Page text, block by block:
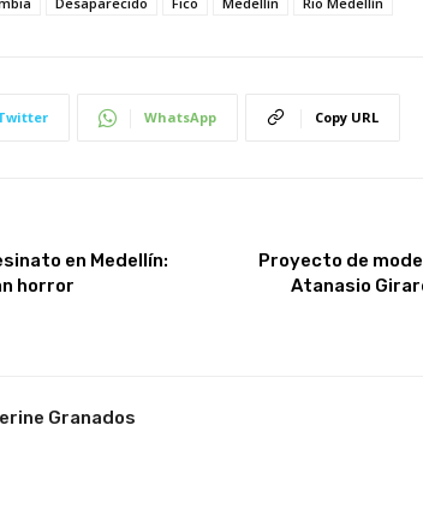
WhatsApp Copy URL
en Medellín:
horror
Proyecto de
Atanasio
Granados